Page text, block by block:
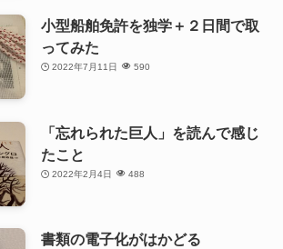
小型船舶免許を独学＋２日間で取
ってみた
2022年7月11日 590
「忘れられた巨人」を読んで感じ
たこと
2022年2月4日 488
書類の電子化がはかどる